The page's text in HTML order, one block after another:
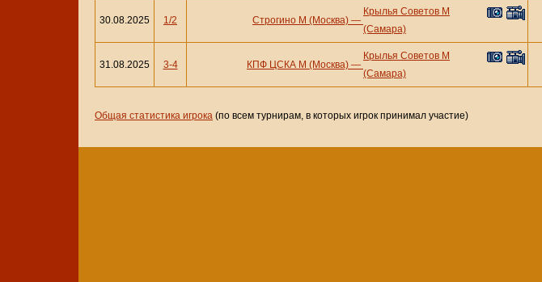
30.08.2025 1/2 Строгино М (Москва) —
Крылья Советов М
(Самара)
31.08.2025 3-4 КПФ ЦСКА М (Москва) —
Крылья Советов М
(Самара)
Общая статистика игрока (по всем турнирам, в которых игрок принимал участие)